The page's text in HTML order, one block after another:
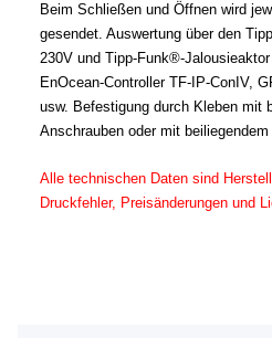
Beim Schließen und Öffnen wird
gesendet. Auswertung über den
230V und Tipp-Funk®-
EnOcean-Controller TF-IP-ConIV,
usw. Befestigung durch Kleben mit
Anschrauben oder mit
Alle technischen Daten sind
Druckfehler, Preisänderungen und